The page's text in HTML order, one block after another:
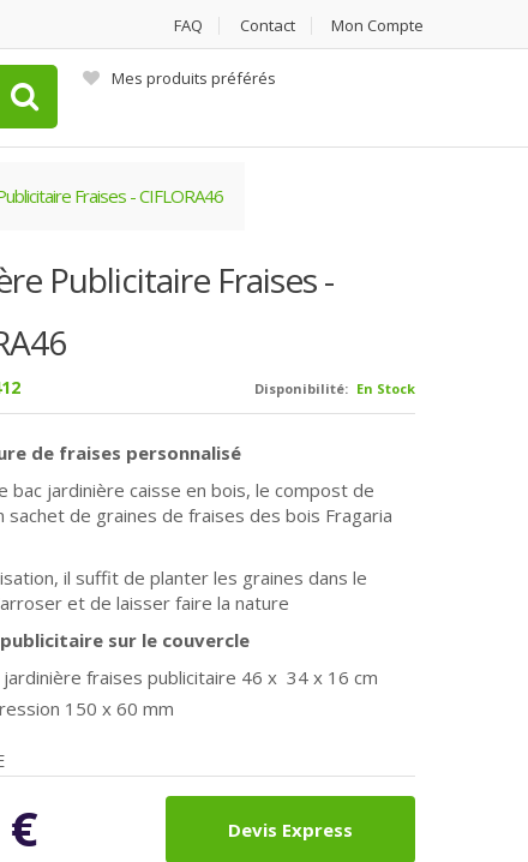
FAQ Contact Mon Compte
Mes produits préférés
Fraises - CIFLORA46
Publicitaire Fraises -
Disponibilité: En Stock
de fraises personnalisé
bac jardinière caisse en bois, le compost de
sachet de graines de fraises des bois Fragaria
il suffit de planter les graines dans le
et de laisser faire la nature
sur le couvercle
fraises publicitaire 46 x 34 x 16 cm
150 x 60 mm
€ Devis Express